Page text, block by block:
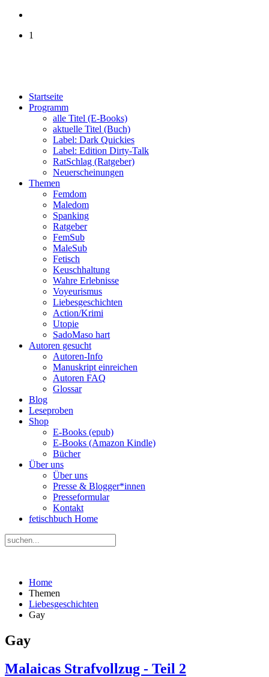
1
Startseite
Programm
alle Titel (E-Books)
aktuelle Titel (Buch)
Label: Dark Quickies
Label: Edition Dirty-Talk
RatSchlag (Ratgeber)
Neuerscheinungen
Themen
Femdom
Maledom
Spanking
Ratgeber
FemSub
MaleSub
Fetisch
Keuschhaltung
Wahre Erlebnisse
Voyeurismus
Liebesgeschichten
Action/Krimi
Utopie
SadoMaso hart
Autoren gesucht
Autoren-Info
Manuskript einreichen
Autoren FAQ
Glossar
Blog
Leseproben
Shop
E-Books (epub)
E-Books (Amazon Kindle)
Bücher
Über uns
Über uns
Presse & Blogger*innen
Presseformular
Kontakt
fetischbuch Home
Home
Themen
Liebesgeschichten
Gay
Gay
Malaicas Strafvollzug - Teil 2